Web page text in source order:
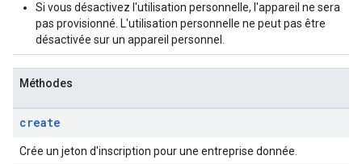
Si vous désactivez l'utilisation personnelle, l'appareil ne sera
pas provisionné. L'utilisation personnelle ne peut pas être
désactivée sur un appareil personnel.
Méthodes
create
Crée un jeton d'inscription pour une entreprise donnée.